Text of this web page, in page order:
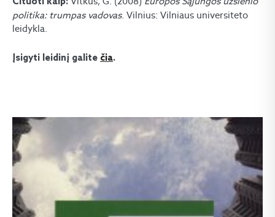
politika: trumpas vadovas. Vilnius: Vilniaus universiteto
leidykla.
Įsigyti leidinį galite čia.